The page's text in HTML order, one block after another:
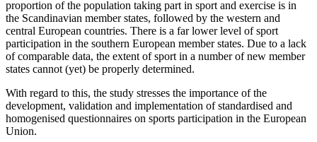
proportion of the population taking part in sport and exercise is in
the Scandinavian member states, followed by the western and
central European countries. There is a far lower level of sport
participation in the southern European member states. Due to a lack
of comparable data, the extent of sport in a number of new member
states cannot (yet) be properly determined.
With regard to this, the study stresses the importance of the
development, validation and implementation of standardised and
homogenised questionnaires on sports participation in the European
Union.